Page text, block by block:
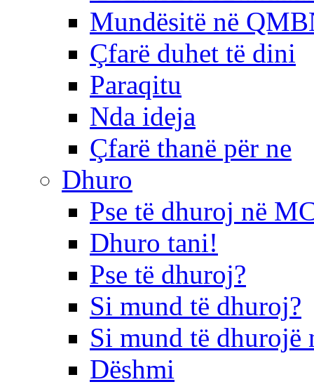
Mundësitë në
Çfarë duhet të dini
Paraqitu
Nda ideja
Çfarë thanë për ne
Dhuro
Pse të dhuroj në
Dhuro tani!
Pse të dhuroj?
Si mund të dhuroj?
Si mund të dhurojë
Dëshmi